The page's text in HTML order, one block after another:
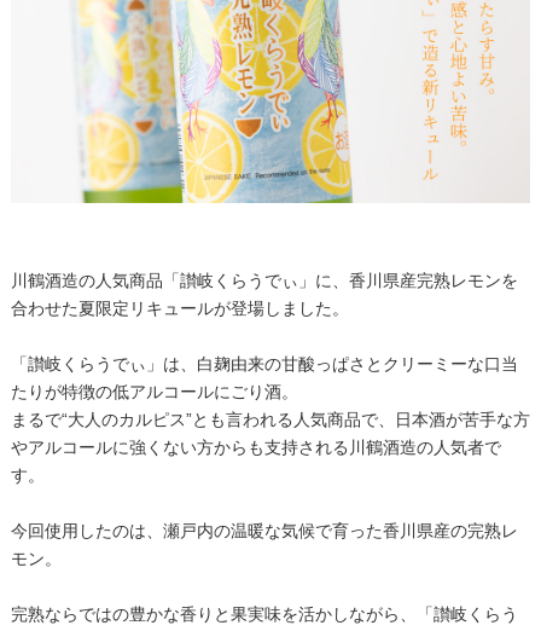
川鶴酒造の人気商品「讃岐くらうでぃ」に、香川県産完熟レモンを
合わせた夏限定リキュールが登場しました。
「讃岐くらうでぃ」は、白麹由来の甘酸っぱさとクリーミーな口当
たりが特徴の低アルコールにごり酒。
まるで“大人のカルピス”とも言われる人気商品で、日本酒が苦手な方
やアルコールに強くない方からも支持される川鶴酒造の人気者で
す。
今回使用したのは、瀬戸内の温暖な気候で育った香川県産の完熟レ
モン。
完熟ならではの豊かな香りと果実味を活かしながら、「讃岐くらう